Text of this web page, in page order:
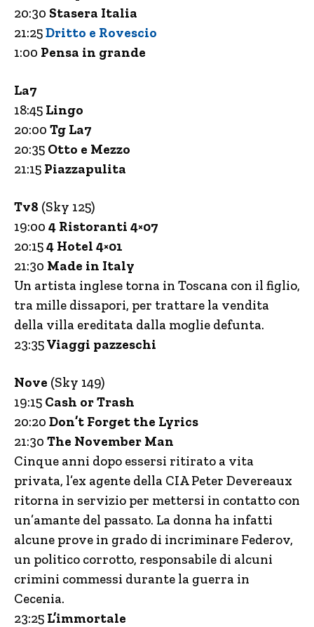
20:30 Stasera Italia
21:25Dritto e Rovescio
1:00 Pensa in grande
La7
18:45 Lingo
20:00 Tg La7
20:35 Otto e Mezzo
21:15 Piazzapulita
Tv8 (Sky 125)
19:00 4 Ristoranti 4×07
20:154 Hotel 4×01
21:30 Made in Italy
Un artista inglese torna in Toscana con il figlio,
tra mille dissapori, per trattare la vendita
della villa ereditata dalla moglie defunta.
23:35Viaggi pazzeschi
Nove (Sky 149)
19:15 Cash or Trash
20:20 Don’t Forget the Lyrics
21:30 The November Man
Cinque anni dopo essersi ritirato a vita
privata, l’ex agente della CIA Peter Devereaux
ritorna in servizio per mettersi in contatto con
un’amante del passato. La donna ha infatti
alcune prove in grado di incriminare Federov,
un politico corrotto, responsabile di alcuni
crimini commessi durante la guerra in
Cecenia.
23:25 L’immortale